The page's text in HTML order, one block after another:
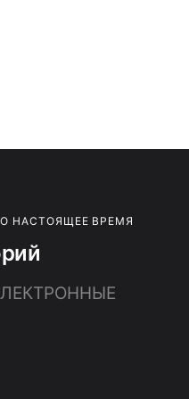
НАСТОЯЩЕЕ ВРЕМЯ